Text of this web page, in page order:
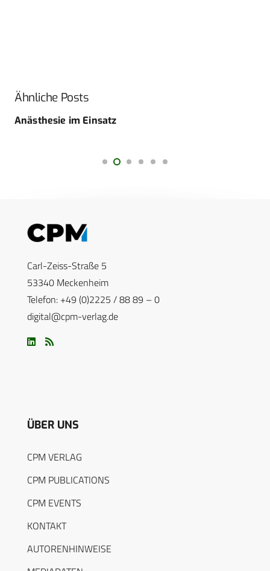
Ähnliche Posts
Anästhesie im Einsatz
Carl-Zeiss-Straße 5
53340 Meckenheim
Telefon: +49 (0)2225 / 88 89 – 0
digital@cpm-verlag.de
ÜBER UNS
CPM VERLAG
CPM PUBLICATIONS
CPM EVENTS
KONTAKT
AUTORENHINWEISE